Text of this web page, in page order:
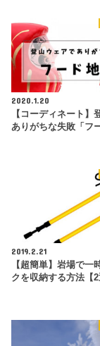
2020.1.20
【コーディネート】
ありがちな失敗「フ
2019.2.21
【超簡単】岩場で一
クを収納する方法【2